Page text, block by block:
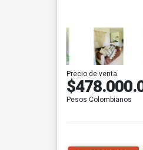
Precio de venta
Pesos Colombianos